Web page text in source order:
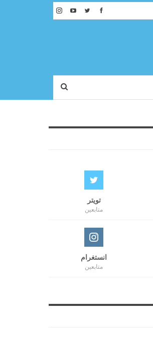
تويتر
متابعين
انستغرام
متابعين